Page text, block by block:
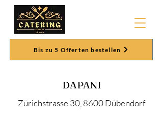
Bis zu 5 Offerten bestellen
DAPANI
Zürichstrasse 30, 8600 Dübendorf